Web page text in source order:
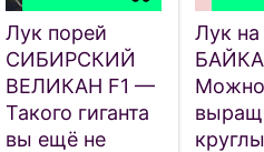
Лук порей
СИБИРСКИЙ
ВЕЛИКАН F1 —
Такого гиганта
вы ещё не
Лук на
Можно